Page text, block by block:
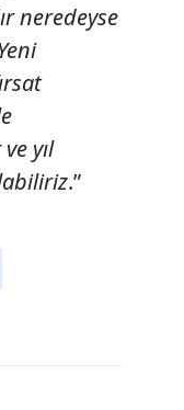
neredeyse
yıl
.”